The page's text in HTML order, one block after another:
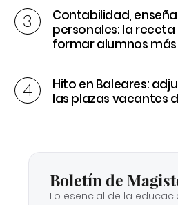
Contabilidad,
personales: la
formar alumnos
Hito en Baleares:
las plazas vacantes
Boletín de
Lo esencial de la